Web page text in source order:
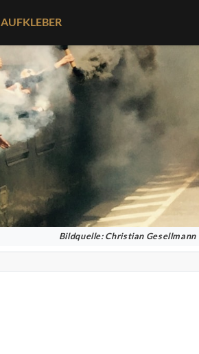
AUFKLEBER
Bildquelle: Christian Gesellmann